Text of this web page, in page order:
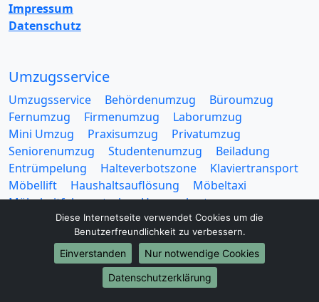
Impressum
Datenschutz
Umzugsservice
Umzugsservice Behördenumzug
Büroumzug
Fernumzug
Firmenumzug
Laborumzug
Mini Umzug
Praxisumzug
Privatumzug
Seniorenumzug
Studentenumzug
Beiladung
Entrümpelung
Halteverbotszone
Klaviertransport
Möbellift
Haushaltsauflösung
Möbeltaxi
Möbelmitfahrzentrale
Umzugskartons
Europa-Umzüge
Diese Internetseite verwendet Cookies um die
Benutzerfreundlichkeit zu verbessern.
Einverstanden
Nur notwendige Cookies
Datenschutzerklärung